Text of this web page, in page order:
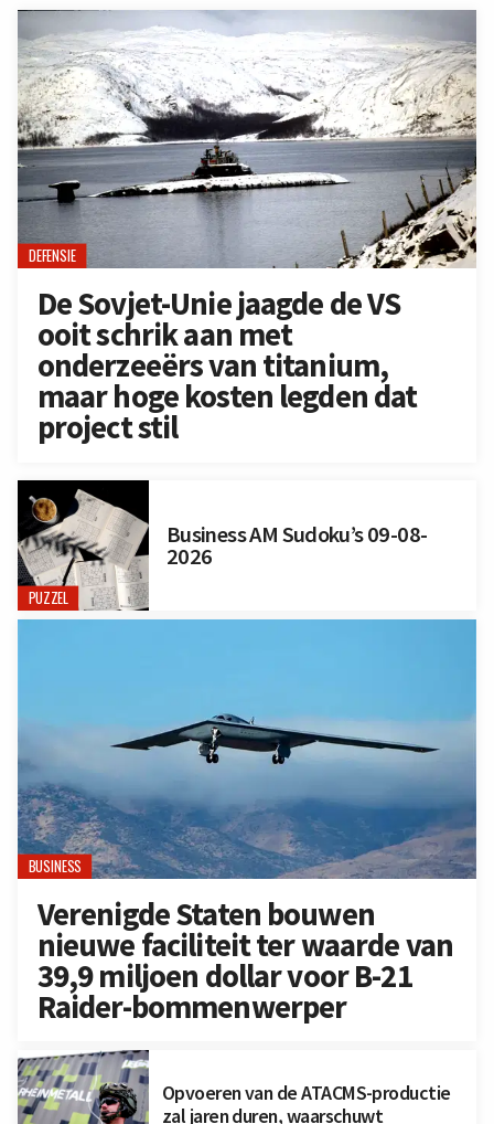
DEFENSIE
De Sovjet-Unie jaagde de VS
ooit schrik aan met
onderzeeërs van titanium,
maar hoge kosten legden dat
project stil
PUZZEL
Business AM Sudoku’s 09-08-
2026
BUSINESS
Verenigde Staten bouwen
nieuwe faciliteit ter waarde van
39,9 miljoen dollar voor B-21
Raider-bommenwerper
Opvoeren van de ATACMS-productie
zal jaren duren, waarschuwt